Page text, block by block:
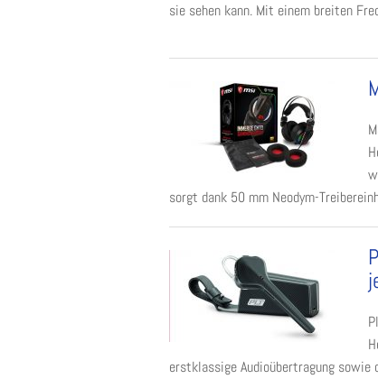
sie sehen kann. Mit einem breiten
sorgt dank 50 mm Neodym-
erstklassige Audioübertragung